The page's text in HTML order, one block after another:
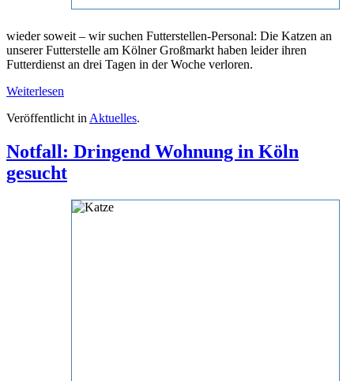
wieder soweit – wir suchen Futterstellen-Personal: Die Katzen an
unserer Futterstelle am Kölner Großmarkt haben leider ihren
Futterdienst an drei Tagen in der Woche verloren.
Weiterlesen
Veröffentlicht in Aktuelles.
Notfall: Dringend Wohnung in Köln
gesucht